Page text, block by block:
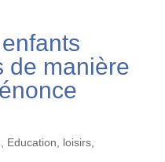
de manière
Education, loisirs,